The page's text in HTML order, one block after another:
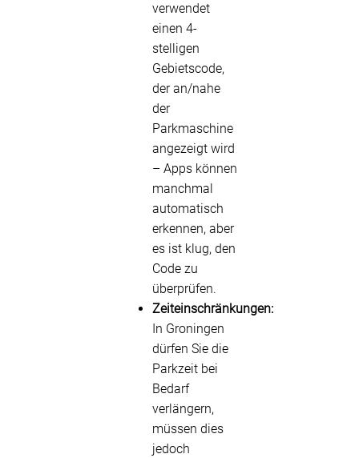
verwendet
einen 4-
stelligen
Gebietscode,
der an/nahe
der
Parkmaschine
angezeigt wird
– Apps können
manchmal
automatisch
erkennen, aber
es ist klug, den
Code zu
überprüfen.
Zeiteinschränkungen:
In Groningen
dürfen Sie die
Parkzeit bei
Bedarf
verlängern,
müssen dies
jedoch